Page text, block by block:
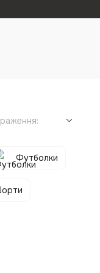
Футболки